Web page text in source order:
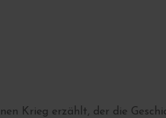
Krieg erzählt, der die